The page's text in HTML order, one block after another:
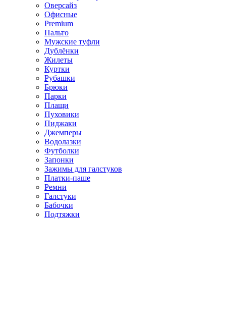
Оверсайз
Офисные
Premium
Пальто
Мужские туфли
Дублёнки
Жилеты
Куртки
Рубашки
Брюки
Парки
Плащи
Пуховики
Пиджаки
Джемперы
Водолазки
Футболки
Запонки
Зажимы для галстуков
Платки-паше
Ремни
Галстуки
Бабочки
Подтяжки